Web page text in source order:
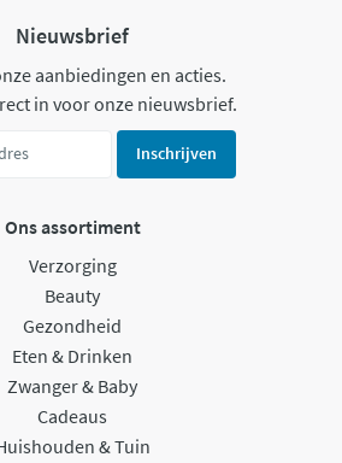
Nieuwsbrief
aanbiedingen en acties.
in voor onze nieuwsbrief.
Inschrijven
Ons assortiment
Verzorging
Beauty
Gezondheid
Eten & Drinken
Zwanger & Baby
Cadeaus
& Tuin